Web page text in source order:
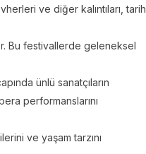
ve diğer kalıntıları, tarih
Bu festivallerde geleneksel
ünlü sanatçıların
performanslarını
ve yaşam tarzını